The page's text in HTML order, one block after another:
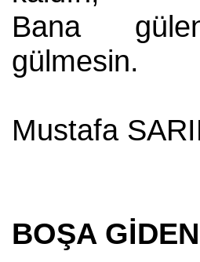
Bana
gülmesin.
Mustafa
BOŞA